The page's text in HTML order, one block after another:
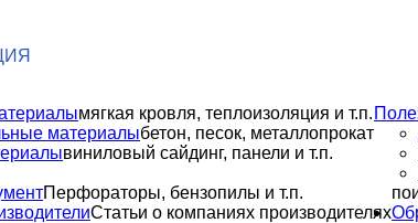
мягкая кровля, теплоизоляция и т.п.
материалыбетон, песок, металлопрокат
виниловый сайдинг, панели и т.п.
Перфораторы, бензопилы и т.п.
Статьи о компаниях производителях